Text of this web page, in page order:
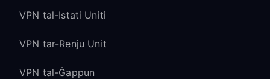
VPN tal-Istati Uniti
VPN tar-Renju Unit
VPN tal-Ġappun